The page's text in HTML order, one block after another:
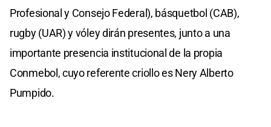
Profesional y Consejo Federal), básquetbol (CAB),
rugby (UAR) y vóley dirán presentes, junto a una
importante presencia institucional de la propia
Conmebol, cuyo referente criollo es Nery Alberto
Pumpido.